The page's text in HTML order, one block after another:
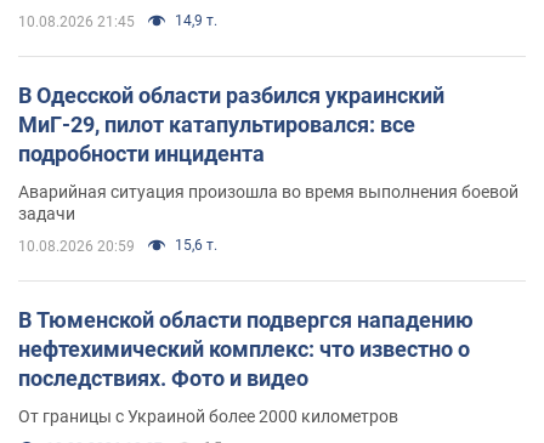
10.08.2026 21:45 14,9 т.
В Одесской области разбился украинский
МиГ-29, пилот катапультировался: все
подробности инцидента
Аварийная ситуация произошла во время выполнения боевой
задачи
10.08.2026 20:59 15,6 т.
В Тюменской области подвергся нападению
нефтехимический комплекс: что известно о
последствиях. Фото и видео
От границы с Украиной более 2000 километров